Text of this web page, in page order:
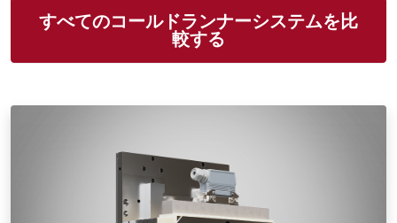
すべてのコールドランナーシステムを比
較する